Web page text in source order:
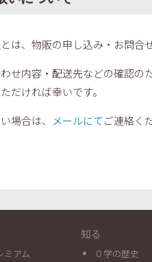
は、物販の申し込み・お問
せ内容・配送先などの確認
だければ幸いです。
場合は、
メールにてご連絡く
ミアム
知る
０学の歴史